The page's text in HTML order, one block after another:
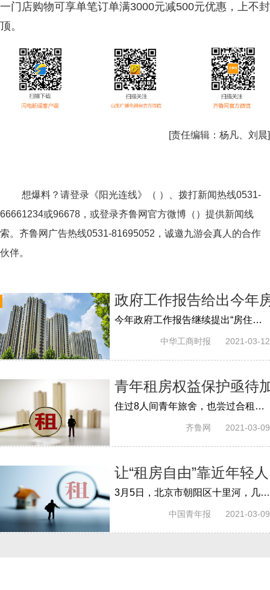
一门店购物可享单笔订单满3000元减500元优惠，上不封
顶。
[责任编辑： 杨凡、刘晨
想爆料？请登录《阳光连线》（ ）、拨打新闻热线0531-
66661234或96678，或登录齐鲁网官方微博（）提供新闻线
索。齐鲁网广告热线0531-81695052 ，诚邀九游会真人的合作
伙伴。
政府工作报告给出今年
今年政府工作报告继续提出“房住不炒”“三稳”等定位，同时，与往年相比，又增加了新的提法，例如，解决好大城市住房突出问题，尽最大努力...
中华工商时报 2021-03-12
青年租房权益保护亟待
住过8人间青年旅舍，也尝过合租的不愉快经历，最后，“90后”李亚选择搬进公司提供的双人间宿舍。
齐鲁网 2021-03-09
让“租房自由”靠近年轻人
3月5日，北京市朝阳区十里河，几个年轻人在安歆公寓里观看新闻联播，里面播放着两会相关报道。这个长租公寓里住着620人，以年轻人为主，他...
中国青年报 2021-03-09